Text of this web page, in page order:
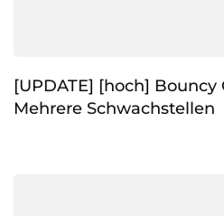
[UPDATE] [hoch] Bouncy
Mehrere Schwachstellen